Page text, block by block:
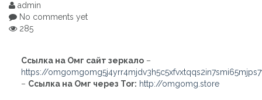
admin
No comments yet
285
Ссылка на Омг сайт зеркало –
https://
– Ссылка на Омг через Tor: http://omgomg.store